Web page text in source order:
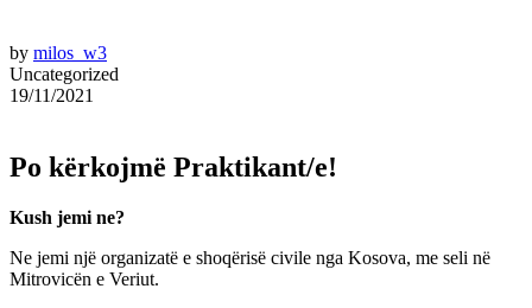
by milos_w3
Uncategorized
19/11/2021
Po kërkojmë Praktikant/e!
Kush jemi ne?
Ne jemi një organizatë e shoqërisë civile nga Kosova, me seli në
Mitrovicën e Veriut.